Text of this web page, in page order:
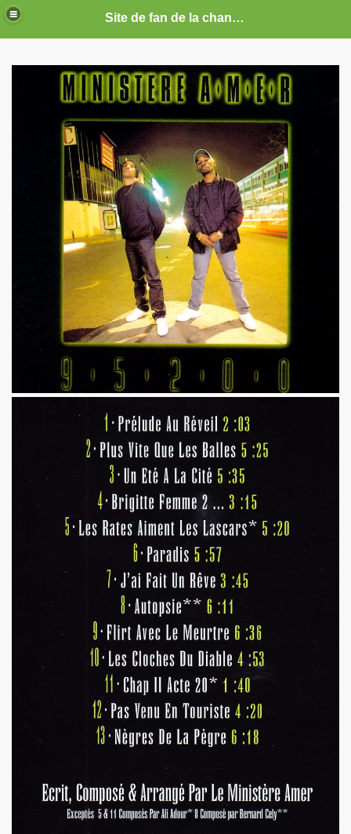
Site de fan de la chanteuse Marie France
: photos, documents, tracts, interviews, articles, etc.
2019 a decembre 2026.
2017 a decembre 2019.
2016 a decembre 2016.
2015 a juin 2016.
2015 a decembre 2015.
a juin 2015.
2014 a decembre 2014.
2014 a juin 2014.
2013 a decembre 2013.
2012 a juin 2013.
2011 a juin 2012.
2011 a juin 2011.
2010 a decembre 2010.
2010 a juin 2010.
2009 a decembre 2009.
2008 a decembre 2008.
(a partir d'octobre 2021).
(et courrier des lecteurs de "JUKE
MARIE FRANCE parus entre 2006 et 2012.